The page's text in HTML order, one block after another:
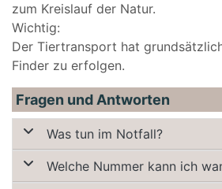
zum Kreislauf der Natur.
Wichtig:
Der Tiertransport hat
Finder zu erfolgen.
Fragen und Antworten
Was tun im Notfall?
Welche Nummer kann ich